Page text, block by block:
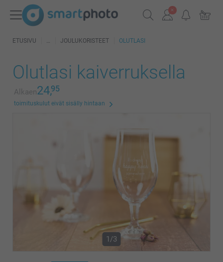
ETUSIVU JOULUKORISTEET OLUTLASI
Olutlasi kaiverruksella
Alkaen24,95
toimituskulut eivät sisälly hintaan
1/3